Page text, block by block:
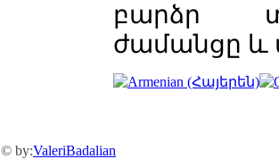
բարձր
ժամանցը և
© by:ValeriBadalian